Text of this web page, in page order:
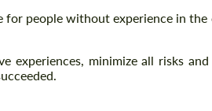
people without experience in
minimize all risks